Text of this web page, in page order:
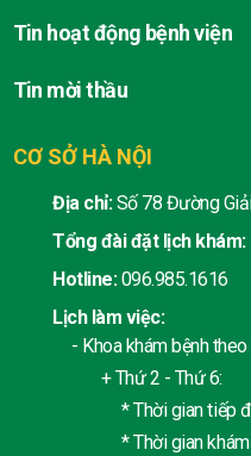
CƠ SỞ HÀ NỘI
Địa chỉ: Số 78 Đường
Tổng đài đặt lịch khám:
Hotline: 096.985.1616
Lịch làm việc:
- Khoa khám bệnh
+ Thứ 2 - Thứ 6:
* Thời gian tiếp
* Thời gian khám
Tin hoạt động bệnh viện
Tin mời thầu